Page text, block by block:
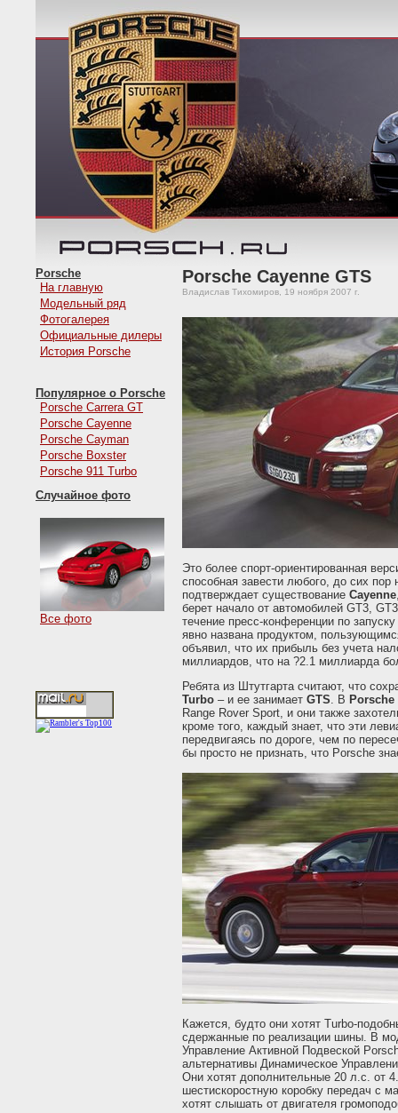
Porsche
На главную
Модельный ряд
Фотогалерея
Официальные дилеры
История Porsche
Популярное о Porsche
Porsche Carrera GT
Porsche Cayenne
Porsche Cayman
Porsche Boxster
Porsche 911 Turbo
Случайное фото
Все фото
Porsche Cayenne GTS
Владислав Тихомиров, 19 ноября 2007 г.
Это более спорт-ориентированная
способная завести любого, до сих
подтверждает существование Cayenne
берет начало от автомобилей GT3,
течение пресс-конференции по запуску
явно названа продуктом,
объявил, что их прибыль без учета
миллиардов, что на ?2.1 миллиарда
Ребята из Штутгарта считают, что
Turbo – и ее занимает GTS. В Porsche
Range Rover Sport, и они также
кроме того, каждый знает, что эти
передвигаясь по дороге, чем по
бы просто не признать, что Porsche
Кажется, будто они хотят Turbo-
сдержанные по реализации шины. В
Управление Активной Подвеской
альтернативы Динамическое
Они хотят дополнительные 20 л.с. от
шестискоростную коробку передач с
хотят слышать от двигателя